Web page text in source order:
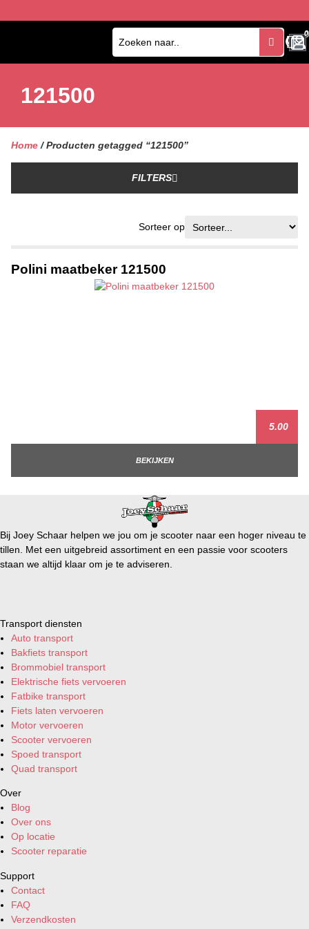
0
0
121500
Home / Producten getagged “121500”
FILTERS
Sorteer op
Polini maatbeker 121500
5.00
BEKIJKEN
Bij Joey Schaar helpen we jou om je scooter naar een hoger niveau te
tillen. Met een uitgebreid assortiment en een passie voor scooters
staan we altijd klaar om je te adviseren.
Transport diensten
Auto transport
Bakfiets transport
Brommobiel transport
Elektrische fiets vervoeren
Fatbike transport
Fiets laten vervoeren
Motor vervoeren
Scooter vervoeren
Spoed transport
Quad transport
Over
Blog
Over ons
Op locatie
Scooter reparatie
Support
Contact
FAQ
Verzendkosten